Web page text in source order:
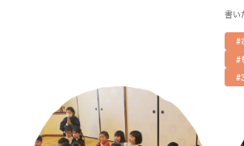
書い
#
#